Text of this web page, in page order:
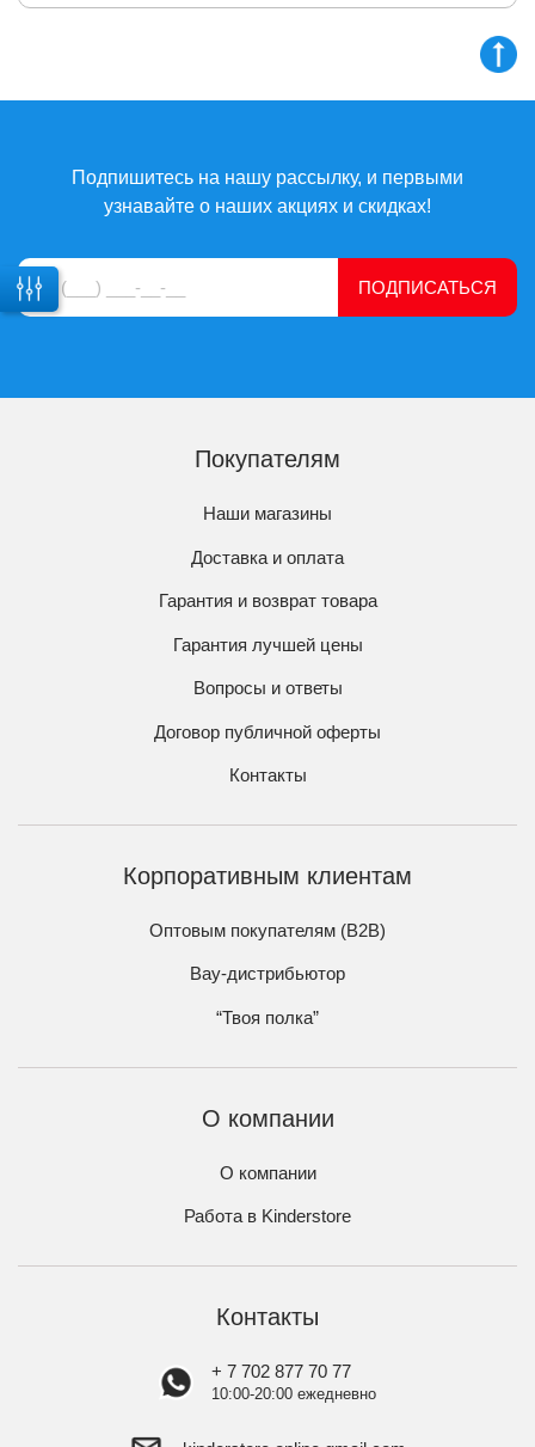
Подпишитесь на нашу рассылку, и первыми
узнавайте о наших акциях и скидках!
ПОДПИСАТЬСЯ
Покупателям
Наши магазины
Доставка и оплата
Гарантия и возврат товара
Гарантия лучшей цены
Вопросы и ответы
Договор публичной оферты
Контакты
Корпоративным клиентам
Оптовым покупателям (B2B)
Вау-дистрибьютор
“Твоя полка”
О компании
О компании
Работа в Kinderstore
Контакты
+ 7 702 877 70 77
10:00-20:00 ежедневно